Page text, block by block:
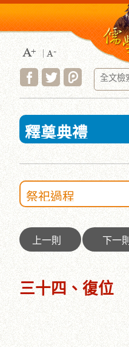
到
主
要
內
容
區
塊
:::
上一則 下一則
三十四、復位